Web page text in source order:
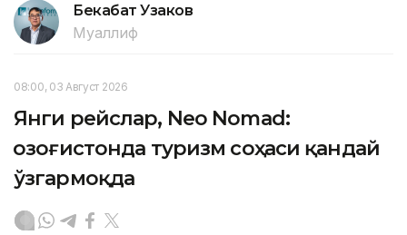
Бекабат Узаков
Муаллиф
08:00, 03 Август 2026
Янги рейслар, Neo Nomad:
Қозоғистонда туризм соҳаси қандай
ўзгармоқда